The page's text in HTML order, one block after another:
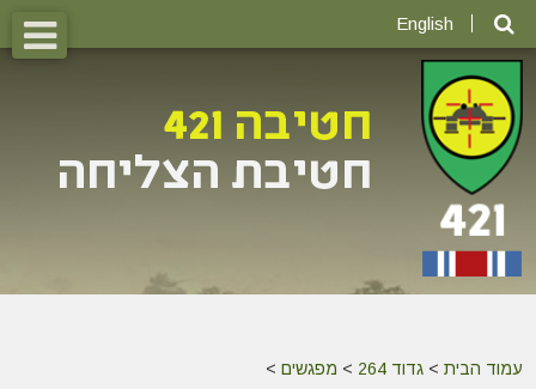
English
עמוד הבית >גדוד 264 > מפגשים >